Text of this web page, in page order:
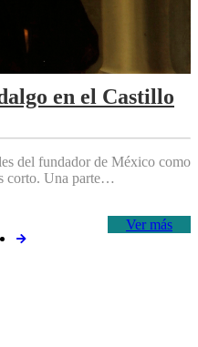
en el Castillo
del fundador de México como
corto. Una parte…
Ver más